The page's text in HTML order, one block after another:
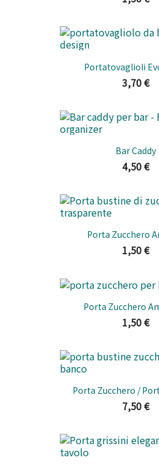
Portatovaglioli
3,70 €
Bar Caddy
4,50 €
Porta Zucchero
1,50 €
Porta Zucchero
1,50 €
Porta Zucchero /
7,50 €